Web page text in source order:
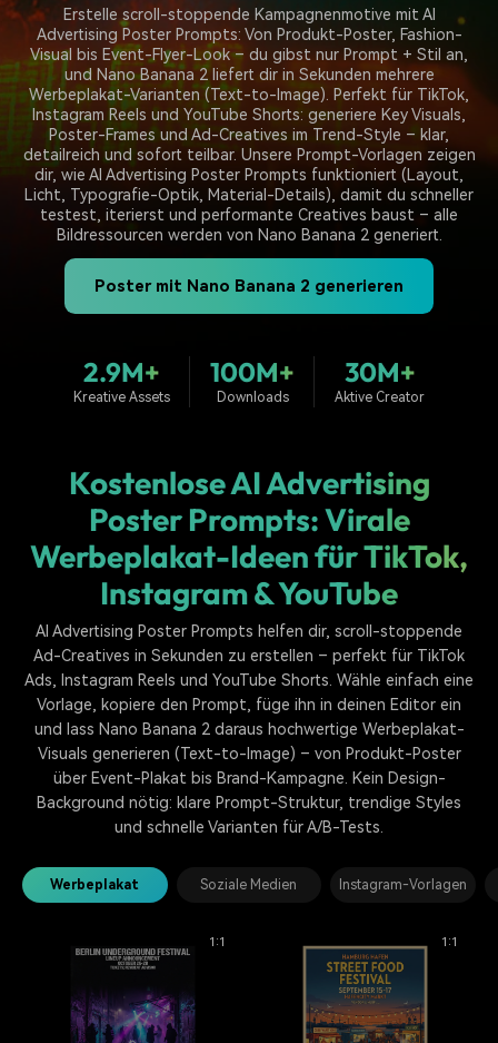
Prompts – schnell ähnliche
Videos erstellen
fortgeschrittene
Videobearbeitungsfähigkeiten
Kickstart Bootcamp
Lernen, ausdrücken und
erweitern Sie Ihre
Videobearbeitungs-
Fähigkeiten mit Filmora
DIY-Spezialeffekte
Erfahren Sie, wie Sie einen
Spezialeffekt erzeugen
können
Creator
Monetarisierungs-
Monetarisieren Sie
Ihren Einfluss mit Filmora
Freunde-werben-
Programm
Belohnungen erhalten
Kunden-Support
Über Uns
Unsere Mission, Geschichte
und Kunden
Bewertungen
Finden Sie mehr über Filmora
Nachrichten und
Bewertungen
Kunden-Geschichten
Erfahren Sie, wie unsere
Kunden Erfolg haben
Affiliate-Programm
Schalten Sie Partnerschaften
auf Unternehmensebene frei
KAUFEN Anmelden
Suchen
Erstelle scroll-stoppende Kampagnenmotive mit AI
Advertising Poster Prompts: Von Produkt-Poster, Fashion-
Visual bis Event-Flyer-Look – du gibst nur Prompt + Stil an,
und Nano Banana 2 liefert dir in Sekunden mehrere
Werbeplakat-Varianten (Text-to-Image). Perfekt für TikTok,
Instagram Reels und YouTube Shorts: generiere Key Visuals,
Poster-Frames und Ad-Creatives im Trend-Style – klar,
detailreich und sofort teilbar. Unsere Prompt-Vorlagen zeigen
dir, wie AI Advertising Poster Prompts funktioniert (Layout,
Licht, Typografie-Optik, Material-Details), damit du schneller
testest, iterierst und performante Creatives baust – alle
Bildressourcen werden von Nano Banana 2 generiert.
Poster mit Nano Banana 2 generieren
2.9M+
Kreative Assets
100M+
Downloads
30M+
Aktive Creator
Kostenlose AI Advertising
Poster Prompts: Virale
Werbeplakat-Ideen für TikTok,
Instagram & YouTube
AI Advertising Poster Prompts helfen dir, scroll-stoppende
Ad-Creatives in Sekunden zu erstellen – perfekt für TikTok
Ads, Instagram Reels und YouTube Shorts. Wähle einfach eine
Vorlage, kopiere den Prompt, füge ihn in deinen Editor ein
und lass Nano Banana 2 daraus hochwertige Werbeplakat-
Visuals generieren (Text-to-Image) – von Produkt-Poster
über Event-Plakat bis Brand-Kampagne. Kein Design-
Background nötig: klare Prompt-Struktur, trendige Styles
und schnelle Varianten für A/B-Tests.
Werbeplakat Soziale Medien Instagram-Vorlagen
1:1 1:1